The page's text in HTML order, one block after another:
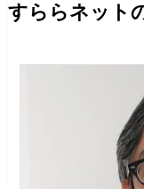
すららネット